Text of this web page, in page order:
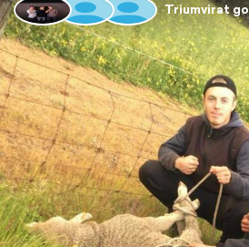
Triumvirat